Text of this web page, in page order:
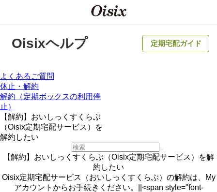
Oisixヘルプ 定期宅配ガイド
よくあるご質問
休止・解約
解約（定期ボックスの利用停
止）
【解約】おいしっくすくらぶ
（Oisix定期宅配サービス）を
解約したい
【解約】おいしっくすくらぶ（Oisix定期宅配サービス）を解
約したい
Oisix定期宅配サービス（おいしっくすくらぶ）の解約は、My
アカウントからお手続きください。||<span style="font-